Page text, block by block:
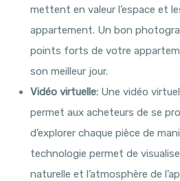
mettent en valeur l’espace et
appartement. Un bon
points forts de votre
son meilleur jour.
Vidéo virtuelle: Une vidéo
permet aux acheteurs de se
d’explorer chaque pièce de
technologie permet de
naturelle et l’atmosphère de